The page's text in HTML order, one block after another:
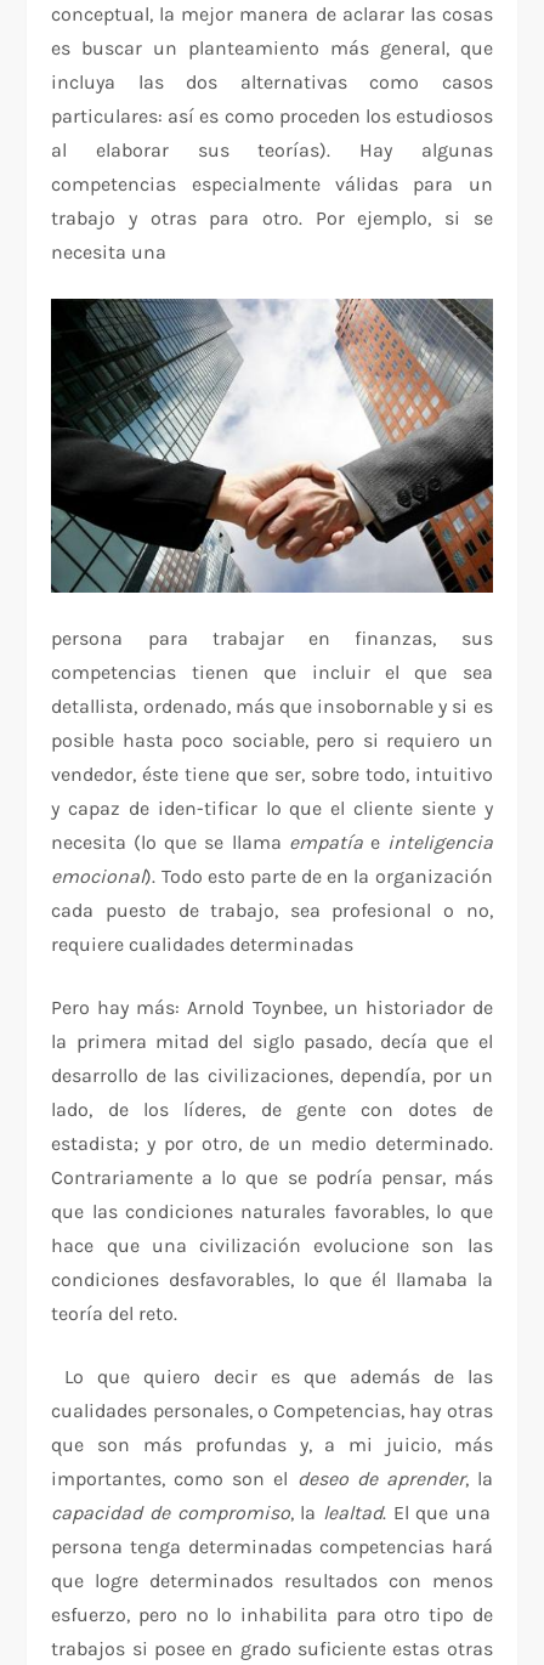
conceptual, la mejor manera de aclarar las cosas
es buscar un planteamiento más general, que
incluya las dos alternativas como casos
particulares: así es como proceden los estudiosos
al elaborar sus teorías). Hay algunas
competencias especialmente válidas para un
trabajo y otras para otro. Por ejemplo, si se
necesita una
persona para trabajar en finanzas, sus
competencias tienen que incluir el que sea
detallista, ordenado, más que insobornable y si es
posible hasta poco sociable, pero si requiero un
vendedor, éste tiene que ser, sobre todo, intuitivo
y capaz de iden-tificar lo que el cliente siente y
necesita (lo que se llama empatíae inteligencia
emocional). Todo esto parte de en la organización
cada puesto de trabajo, sea profesional o no,
requiere cualidades determinadas
Pero hay más: Arnold Toynbee, un historiador de
la primera mitad del siglo pasado, decía que el
desarrollo de las civilizaciones, dependía, por un
lado, de los líderes, de gente con dotes de
estadista; y por otro, de un medio determinado.
Contrariamente a lo que se podría pensar, más
que las condiciones naturales favorables, lo que
hace que una civilización evolucione son las
condiciones desfavorables, lo que él llamaba la
teoría del reto.
Lo que quiero decir es que además de las
cualidades personales, o Competencias, hay otras
que son más profundas y, a mi juicio, más
importantes, como son el deseo de aprender, la
capacidad de compromiso, la lealtad. El que una
persona tenga determinadas competencias hará
que logre determinados resultados con menos
esfuerzo, pero no lo inhabilita para otro tipo de
trabajos si posee en grado suficiente estas otras